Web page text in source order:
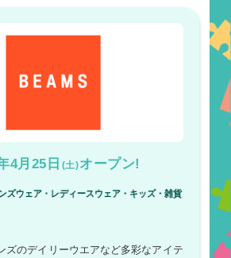
4月25日 (土)オープン!
ズウェア・レディースウェア・キッズ・雑貨
ズのデイリーウエアなど多彩なアイテ